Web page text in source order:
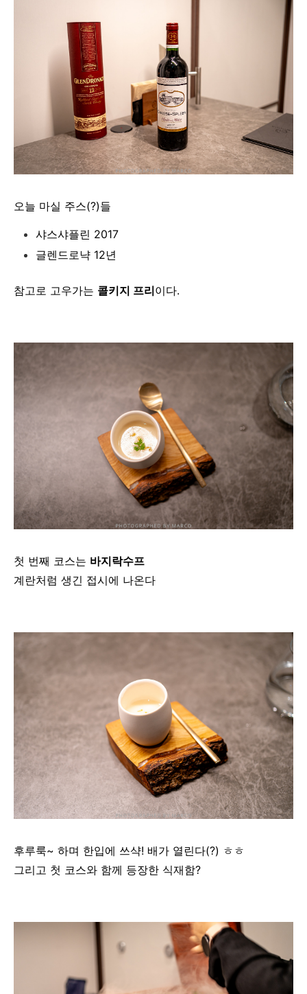
오늘 마실 주스(?)들
샤스샤플린 2017
글렌드로냑 12년
참고로 고우가는 콜키지 프리이다.
첫 번째 코스는 바지락수프
계란처럼 생긴 접시에 나온다
후루룩~ 하며 한입에 쓰샥! 배가 열린다(?) ㅎㅎ
그리고 첫 코스와 함께 등장한 식재함?